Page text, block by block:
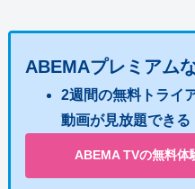
ABEMAプレミアム
2週間の無料トライ
動画が見放題できる
ABEMA TVの無料体